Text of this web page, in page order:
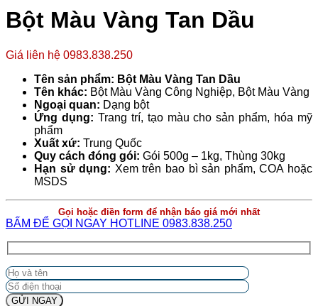
Bột Màu Vàng Tan Dầu
Giá liên hệ 0983.838.250
Tên sản phẩm: Bột Màu Vàng Tan Dầu
Tên khác: Bột Màu Vàng Công Nghiệp, Bột Màu Vàng
Ngoại quan: Dạng bột
Ứng dụng: Trang trí, tạo màu cho sản phẩm, hóa mỹ
phẩm
Xuất xứ: Trung Quốc
Quy cách đóng gói: Gói 500g – 1kg, Thùng 30kg
Hạn sử dụng: Xem trên bao bì sản phẩm, COA hoặc
MSDS
Gọi hoặc điền form để nhận báo giá mới nhất
BẤM ĐỂ GỌI NGAY HOTLINE 0983.838.250